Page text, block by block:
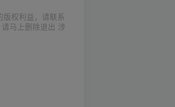
权利益，请联系
马上删除退出 涉